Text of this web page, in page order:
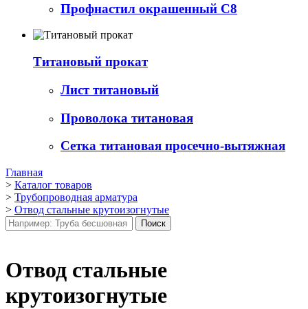
Профнастил окрашенный С8
Титановый прокат
Лист титановый
Проволока титановая
Сетка титановая просечно-вытяжная
Главная
> Каталог товаров
> Трубопроводная арматура
> Отвод стальные крутоизогнутые
Отвод стальные
крутоизогнутые